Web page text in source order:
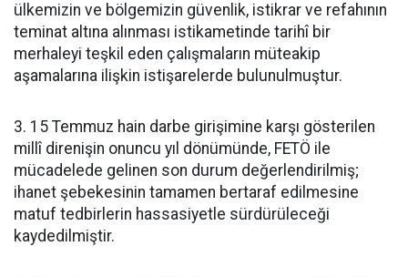
ülkemizin ve bölgemizin güvenlik, istikrar ve refahının
teminat altına alınması istikametinde tarihî bir
merhaleyi teşkil eden çalışmaların müteakip
aşamalarına ilişkin istişarelerde bulunulmuştur.
3. 15 Temmuz hain darbe girişimine karşı gösterilen
millî direnişin onuncu yıl dönümünde, FETÖ ile
mücadelede gelinen son durum değerlendirilmiş;
ihanet şebekesinin tamamen bertaraf edilmesine
matuf tedbirlerin hassasiyetle sürdürüleceği
kaydedilmiştir.